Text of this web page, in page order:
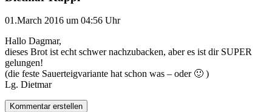
01.March 2016 um 04:56 Uhr
Hallo Dagmar,
dieses Brot ist echt schwer nachzubacken, aber es ist dir SUPER
gelungen!
(die feste Sauerteigvariante hat schon was – oder 🙂 )
Lg. Dietmar
Kommentar erstellen